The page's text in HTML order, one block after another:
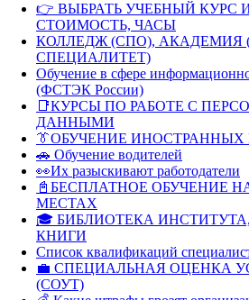
👉 ВЫБРАТЬ УЧЕБНЫЙ КУРС
СТОИМОСТЬ, ЧАСЫ
КОЛЛЕДЖ (СПО), АКАДЕМИЯ
СПЕЦИАЛИТЕТ)
Обучение в сфере
(ФСТЭК России)
📑КУРСЫ ПО РАБОТЕ С
ДАННЫМИ
👔ОБУЧЕНИЕ ИНОСТРАННЫХ
🚗 Обучение водителей
👀Их разыскивают работодатели
📓БЕСПЛАТНОЕ ОБУЧЕНИЕ
МЕСТАХ
🎓 БИБЛИОТЕКА
КНИГИ
Список квалификаций
💼 СПЕЦИАЛЬНАЯ ОЦЕНКА
(СОУТ)